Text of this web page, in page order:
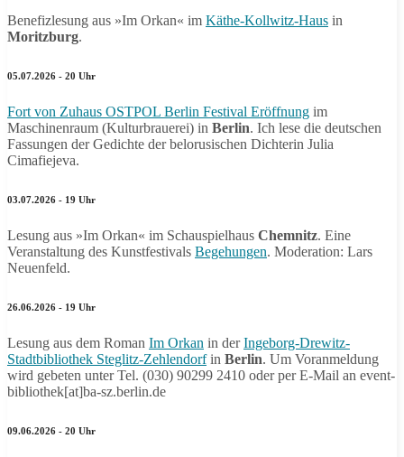
Benefizlesung aus »Im Orkan« im Käthe-Kollwitz-Haus in
Moritzburg.
05.07.2026 - 20 Uhr
Fort von Zuhaus OSTPOL Berlin Festival Eröffnung im
Maschinenraum (Kulturbrauerei) in Berlin. Ich lese die deutschen
Fassungen der Gedichte der belorusischen Dichterin Julia
Cimafiejeva.
03.07.2026 - 19 Uhr
Lesung aus »Im Orkan« im Schauspielhaus Chemnitz. Eine
Veranstaltung des Kunstfestivals Begehungen. Moderation: Lars
Neuenfeld.
26.06.2026 - 19 Uhr
Lesung aus dem Roman Im Orkan in derIngeborg-Drewitz-
Stadtbibliothek Steglitz-Zehlendorfin Berlin. Um Voranmeldung
wird gebeten unter Tel. (030) 90299 2410 oder per E-Mail an event-
bibliothek[at]ba-sz.berlin.de
09.06.2026 - 20 Uhr